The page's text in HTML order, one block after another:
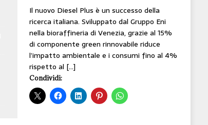
Il nuovo Diesel Plus è un successo della
ricerca italiana. Sviluppato dal Gruppo Eni
nella bioraffineria di Venezia, grazie al 15%
di componente green rinnovabile riduce
l’impatto ambientale e i consumi fino al 4%
rispetto al […]
Condividi: